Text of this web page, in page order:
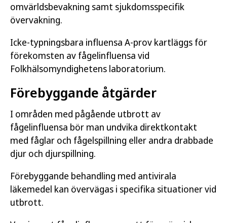
omvärldsbevakning samt sjukdomsspecifik
övervakning.
Icke-typningsbara influensa A-prov kartläggs för
förekomsten av fågelinfluensa vid
Folkhälsomyndighetens laboratorium.
Förebyggande åtgärder
I områden med pågående utbrott av
fågelinfluensa bör man undvika direktkontakt
med fåglar och fågelspillning eller andra drabbade
djur och djurspillning.
Förebyggande behandling med antivirala
läkemedel kan övervägas i specifika situationer vid
utbrott.